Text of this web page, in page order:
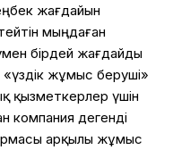
жағдайын
мыңдаған
бірдей жағдайды
«үздік жұмыс беруші»
қызметкерлер үшін
компания дегенді
арқылы жұмыс